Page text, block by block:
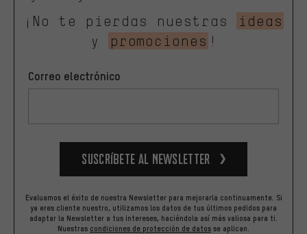
¡No te pierdas nuestras
ideas
y
promociones !
Correo electrónico
Suscríbete al newsletter
Evaluamos el éxito de nuestra Newsletter para mejorarla continuamente. Si
ya eres cliente nuestro, utilizamos los datos de tus últimos pedidos para
adaptar la Newsletter a tus intereses, haciéndola así más valiosa para ti.
Nuestras condiciones de protección de datos se aplican.